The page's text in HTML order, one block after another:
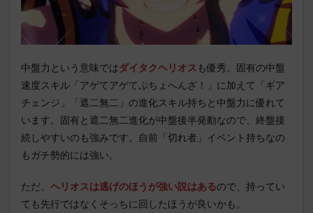
中盤力という意味ではダイタクヘリオス も優秀。固有の中盤
速度スキル「アゲてアゲてぷちょへんざ！」に加えて「ギア
チェンジ」「遮二無二」の進化スキル持ちと中盤力に優れて
います。固有と遮二無二進化が中盤後半発動なので、終盤接
続しやすいのも強みです。自前「切れ者」イベント持ちなの
もガチ勢的には強い。
ただ、 ヘリオスは逃げのほうが強い説はあるので、持ってい
ても先行ではなくそっちに回したほうが良いかも。